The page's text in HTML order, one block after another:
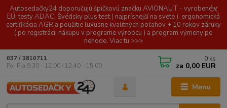
Autosedačky24 doporučujú špičkovú značku AVIONAUT - vyrobené v
EÚ, testy ADAC, Švédsky plus test ( najprísnejší na svete ), ergonomická
certifikácia AGR a použitie luxusne kvalitných poťahov + 10 rokov záruky
( po registrácii nákupu v programe výrobcu ) a program výmeny po
nehode. Viac tu >>>
Menu
037 / 3810711
Po- Pia 9.30 - 12.00 / 12.40 - 15.00
0 ks
za 0,00 EUR